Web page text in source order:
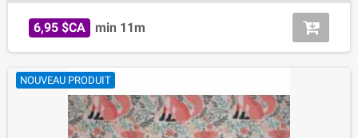
6,95 $CA min 11m
NOUVEAU PRODUIT